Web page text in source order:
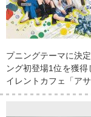
プニングテーマに決
ング初登場1位を獲
イレントカフェ「ア